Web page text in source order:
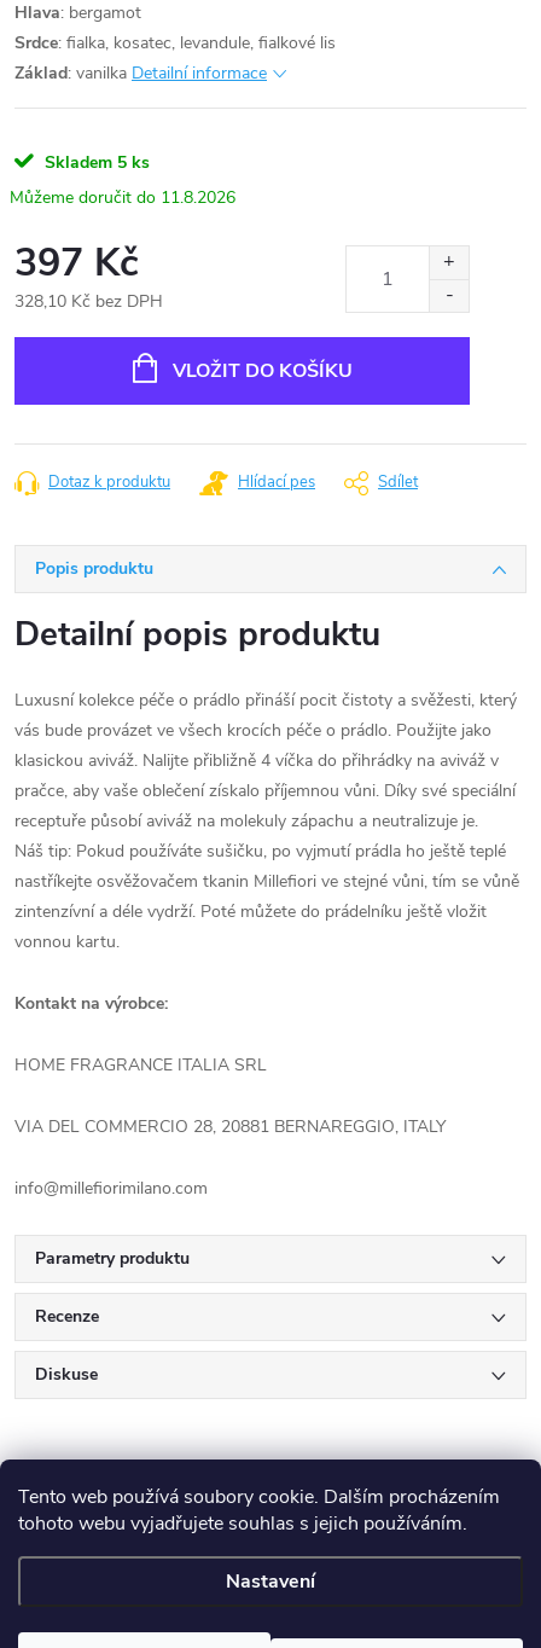
Tento web používá soubory cookie. Dalším procházením
tohoto webu vyjadřujete souhlas s jejich používáním.
Nastavení
Hlava: bergamot
Srdce: fialka, kosatec, levandule, fialkové lis
Základ: vanilka Detailní informace
Skladem 5 ks
11.8.2026
397 Kč
328,10 Kč bez DPH
VLOŽIT DO KOŠÍKU
Dotaz k produktu Hlídací pes Sdílet
Popis produktu
Detailní popis produktu
Luxusní kolekce péče o prádlo přináší pocit čistoty a svěžesti, který
vás bude provázet ve všech krocích péče o prádlo. Použijte jako
klasickou aviváž. Nalijte přibližně 4 víčka do přihrádky na aviváž v
pračce, aby vaše oblečení získalo příjemnou vůni. Díky své speciální
receptuře působí aviváž na molekuly zápachu a neutralizuje je.
Náš tip: Pokud používáte sušičku, po vyjmutí prádla ho ještě teplé
nastříkejte osvěžovačem tkanin Millefiori ve stejné vůni, tím se vůně
zintenzívní a déle vydrží. Poté můžete do prádelníku ještě vložit
vonnou kartu.
Kontakt na výrobce:
HOME FRAGRANCE ITALIA SRL
VIA DEL COMMERCIO 28, 20881 BERNAREGGIO, ITALY
info@millefiorimilano.com
Parametry produktu
Recenze
Diskuse
Z
nastavení cookies